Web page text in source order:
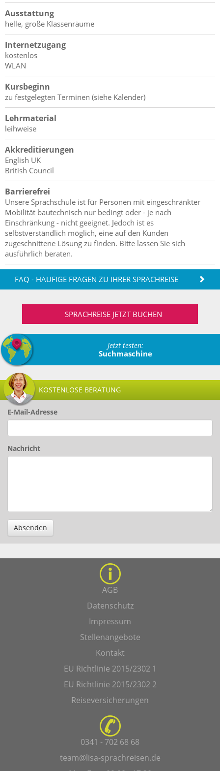
Ausstattung
helle, große Klassenräume
Internetzugang
kostenlos
WLAN
Kursbeginn
zu festgelegten Terminen (siehe Kalender)
Lehrmaterial
leihweise
Akkreditierungen
English UK
British Council
Barrierefrei
Unsere Sprachschule ist für Personen mit eingeschränkter
Mobilität bautechnisch nur bedingt oder - je nach
Einschränkung - nicht geeignet. Jedoch ist es
selbstverständlich möglich, eine auf den Kunden
zugeschnittene Lösung zu finden. Bitte lassen Sie sich
ausführlich beraten.
FAQ - HÄUFIGE FRAGEN ZU IHRER SPRACHREISE
SPRACHREISE JETZT BUCHEN
Jetzt testen:
Suchmaschine
KOSTENLOSE BERATUNG
E-Mail-Adresse
Nachricht
Absenden
AGB
Datenschutz
Impressum
Stellenangebote
Kontakt
EU Richtlinie 2015/2302 1
EU Richtlinie 2015/2302 2
Reiseversicherungen
0341 - 702 68 68
team@lisa-sprachreisen.de